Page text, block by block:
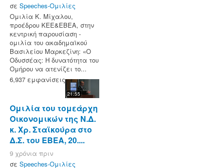
σε Speeches-Ομιλίες
Ομιλία Κ. Μίχαλου,
προέδρου ΚΕΕ&ΕΒΕΑ, στην
κεντρική παρουσίαση -
ομιλία του ακαδημαϊκού
Βασιλείου Μαρκεζίνη: «Ο
Οδυσσέας: Η δυνατότητα του
Ομήρου να ατενίζει το...
6,937 εμφανίσεις
21:55
Ομιλία του τομεάρχη
Οικονομικών της Ν.Δ.
κ. Χρ. Σταϊκούρα στο
Δ.Σ. του ΕΒΕΑ, 20....
9 χρόνια πριν
σε Speeches-Ομιλίες